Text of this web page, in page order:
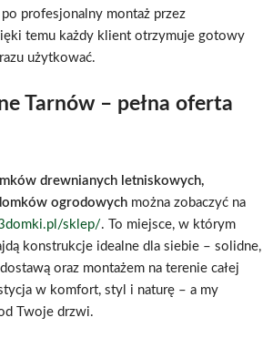
profesjonalny montaż przez
temu każdy klient otrzymuje gotowy
użytkować.
Tarnów – pełna oferta
drewnianych letniskowych,
ogrodowych można zobaczyć na
sklep/. To miejsce, w którym
konstrukcje idealne dla siebie – solidne,
oraz montażem na terenie całej
w komfort, styl i naturę – a my
Twoje drzwi.